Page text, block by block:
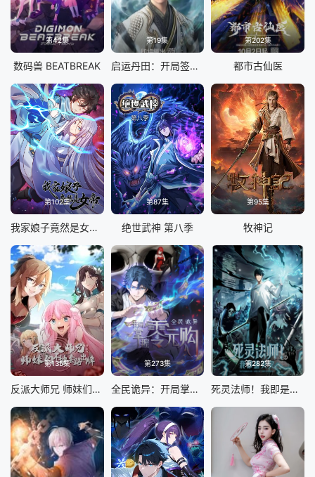
第42集
数码兽 BEATBREAK
第19集
启运丹田：开局签到至尊丹田
第202集
都市古仙医
第102集
我家娘子竟然是女帝 动态漫画
第87集
绝世武神 第八季
第95集
牧神记
第135集
反派大师兄 师妹们不按套路出牌·动态漫画
第273集
全民诡异：开局掌握零元购
第282集
死灵法师！我即是天灾